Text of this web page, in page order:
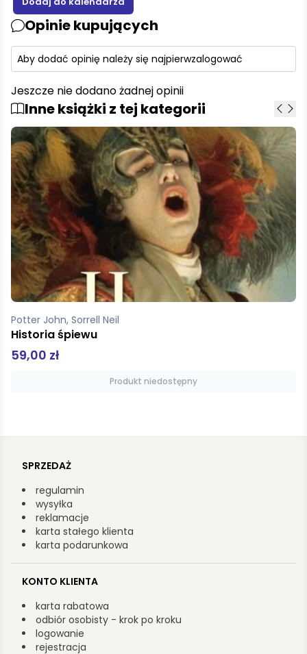
Opinie kupujących
Aby dodać opinię należy się najpierwzalogować
Jeszcze nie dodano żadnej opinii
Inne książki z tej kategorii
Beczała Piotr
SPRZEDAŻ
regulamin
wysyłka
reklamacje
karta stałego klienta
karta podarunkowa
KONTO KLIENTA
karta rabatowa
odbiór osobisty - krok po kroku
logowanie
rejestracja